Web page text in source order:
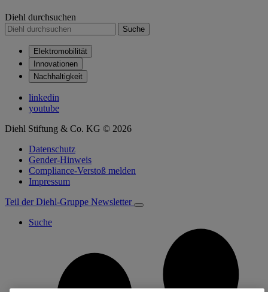
Diehl durchsuchen
Suche
Elektromobilität
Innovationen
Nachhaltigkeit
linkedin
youtube
Diehl Stiftung & Co. KG © 2026
Datenschutz
Gender-Hinweis
Compliance-Verstoß melden
Impressum
Teil der Diehl-Gruppe Newsletter
Suche